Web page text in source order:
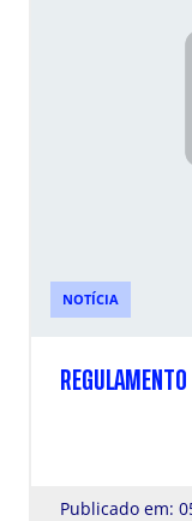
NOTÍCIA
REGULAMENTO
Publicado em: